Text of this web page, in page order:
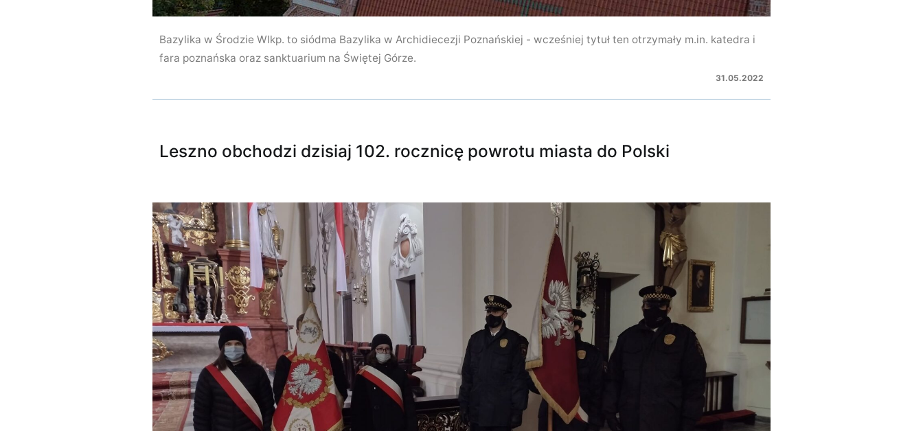
Bazylika w Środzie Wlkp. to siódma Bazylika w Archidiecezji Poznańskiej - wcześniej tytuł ten otrzymały m.in. katedra i
fara poznańska oraz sanktuarium na Świętej Górze.
31.05.2022
Leszno obchodzi dzisiaj 102. rocznicę powrotu miasta do Polski